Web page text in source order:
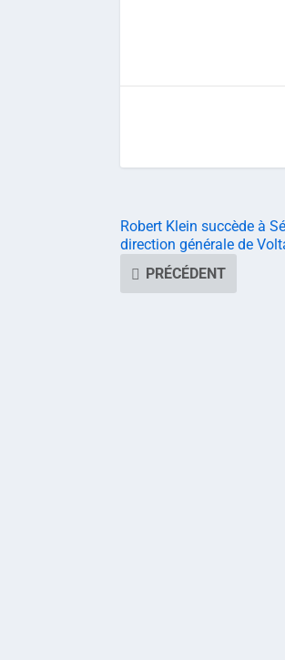
Robert Klein succède à
direction générale de
PRÉCÉDENT